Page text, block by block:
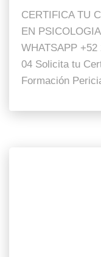
CERTIFICA TU
EN
WHATSAPP
04 Solicita tu
Formación